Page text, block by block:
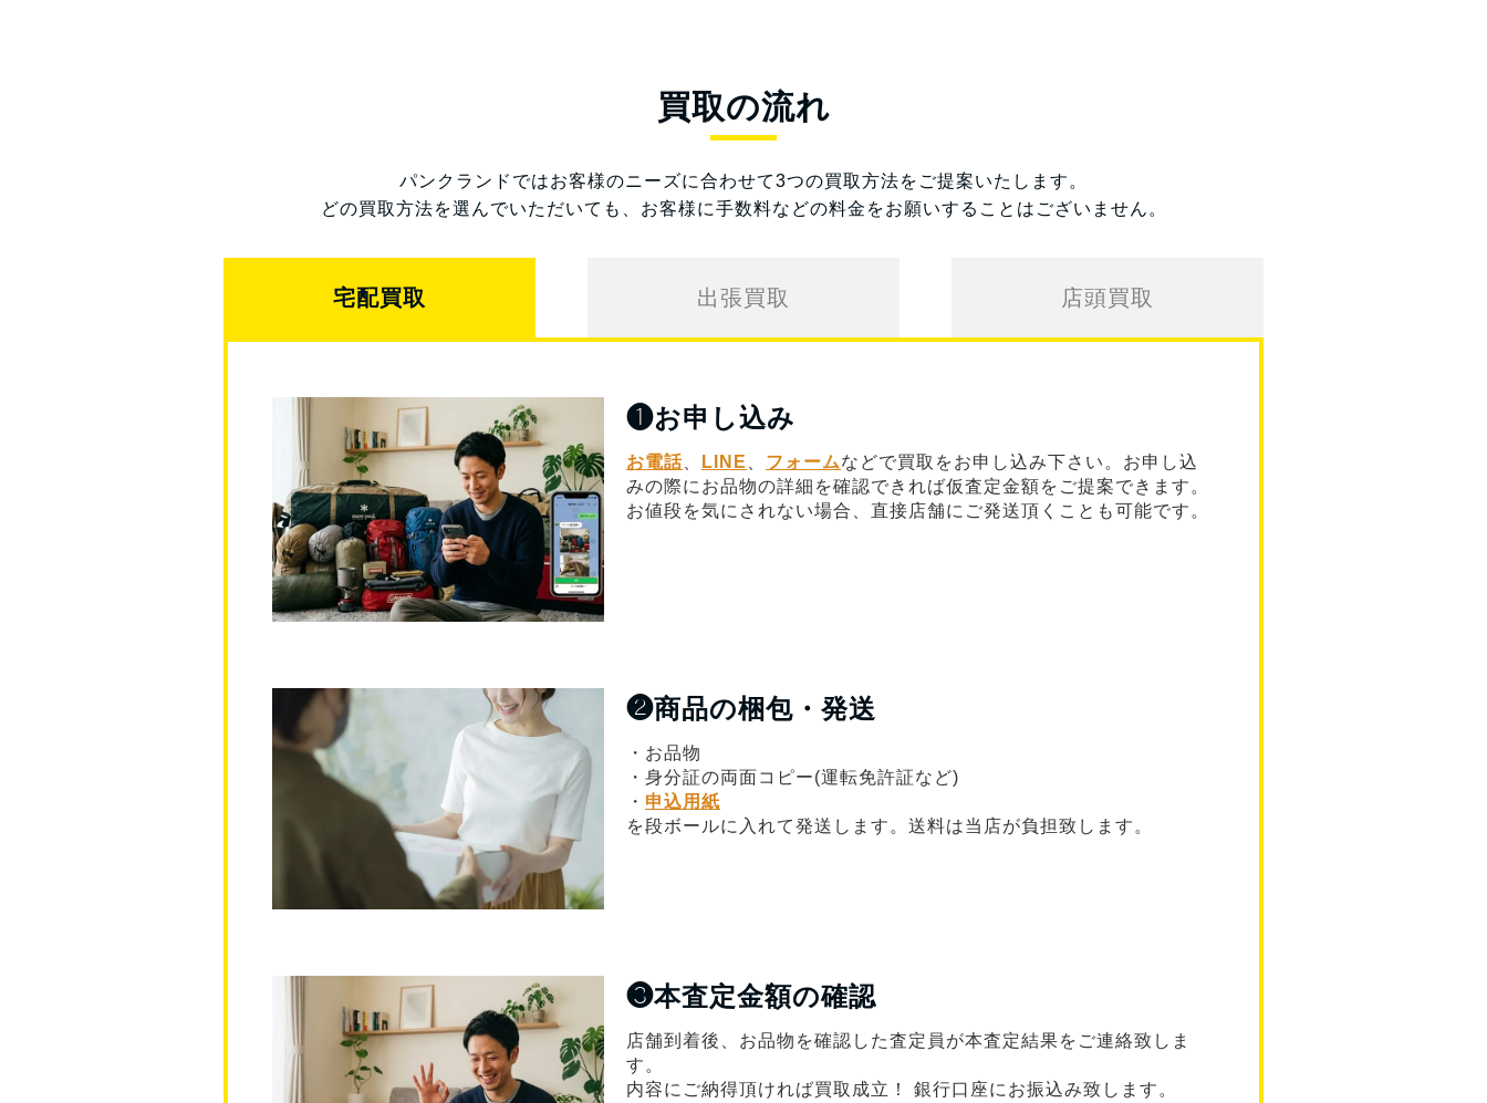
買取の流れ
パンクランドではお客様のニーズに合わせて3つの買取方法をご提案いたします。
どの買取方法を選んでいただいても、お客様に手数料などの料金をお願いすることはございません。
宅配買取 出張買取 店頭買取
❶お申し込み
お電話 LINE フォームなどで買取をお申し込み下さい。お申し込
みの際にお品物の詳細を確認できれば仮査定金額をご提案できます。
お値段を気にされない場合、直接店舗にご発送頂くことも可能です。
❷商品の梱包・発送
・お品物
・身分証の両面コピー(運転免許証など)
・ 申込用紙
を段ボールに入れて発送します。送料は当店が負担致します。
❸本査定金額の確認
店舗到着後、お品物を確認した査定員が本査定結果をご連絡致しま
す。
内容にご納得頂ければ買取成立！ 銀行口座にお振込み致します。